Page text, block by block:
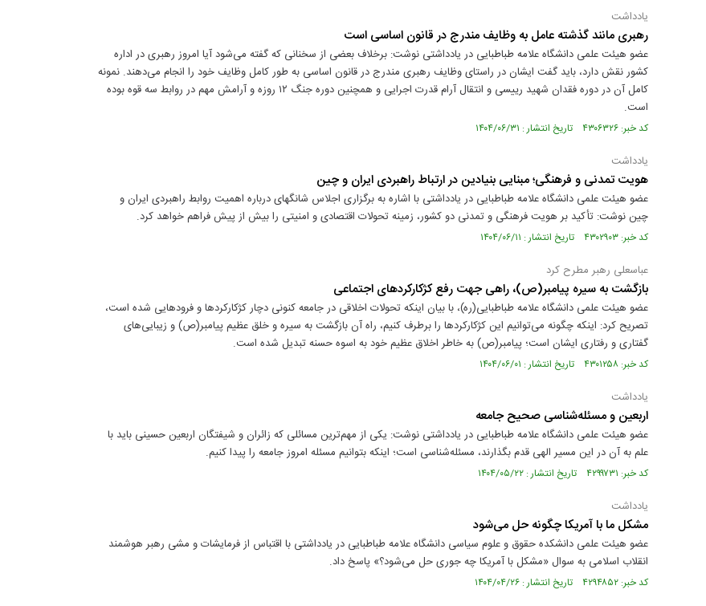
یادداشت
رهبری مانند گذشته عامل به وظایف مندرج در قانون اساسی است
عضو هیئت علمی دانشگاه علامه طباطبایی در یادداشتی نوشت: برخلاف بعضی از سخنانی که گفته می‌شود آیا امروز رهبری در اداره
کشور نقش دارد، باید گفت ایشان در راستای وظایف رهبری مندرج در قانون اساسی به طور کامل وظایف خود را انجام می‌دهند. نمونه
کامل آن در دوره فقدان شهید رییسی و انتقال آرام قدرت اجرایی و همچنین دوره جنگ ۱۲ روزه و آرامش مهم در روابط سه قوه بوده
است.
کد خبر: ۴۳۰۶۳۲۶ تاریخ انتشار : ۱۴۰۴/۰۶/۳۱
یادداشت
هویت تمدنی و فرهنگی؛ مبنایی بنیادین در ارتباط راهبردی ایران و چین
عضو هیئت علمی دانشگاه علامه طباطبایی در یادداشتی با اشاره به برگزاری اجلاس شانگهای درباره اهمیت روابط راهبردی ایران و
چین نوشت: تأکید بر هویت فرهنگی و تمدنی دو کشور، زمینه تحولات اقتصادی و امنیتی را بیش از پیش فراهم خواهد کرد.
کد خبر: ۴۳۰۲۹۰۳ تاریخ انتشار : ۱۴۰۴/۰۶/۱۱
عباسعلی رهبر مطرح کرد
بازگشت به سیره پیامبر(ص)، راهی جهت رفع کژکارکردهای اجتماعی
عضو هیئت علمی دانشگاه علامه طباطبایی(ره)، با بیان اینکه تحولات اخلاقی در جامعه کنونی دچار کژکارکردها و فرودهایی شده است،
تصریح کرد: اینکه چگونه می‌توانیم این کژکارکردها را برطرف کنیم، راه آن بازگشت به سیره و خلق عظیم پیامبر(ص) و زیبایی‌های
گفتاری و رفتاری ایشان است؛ پیامبر(ص) به خاطر اخلاق عظیم خود به اسوه حسنه تبدیل شده است.
کد خبر: ۴۳۰۱۲۵۸ تاریخ انتشار : ۱۴۰۴/۰۶/۰۱
یادداشت
اربعین و مسئله‌شناسی صحیح جامعه
عضو هیئت علمی دانشگاه علامه طباطبایی در یادداشتی نوشت: یکی از مهم‌ترین مسائلی که زائران و شیفتگان اربعین حسینی باید با
علم به آن در این مسیر الهی قدم بگذارند، مسئله‌شناسی است؛ اینکه بتوانیم مسئله امروز جامعه را پیدا کنیم.
کد خبر: ۴۲۹۹۷۳۱ تاریخ انتشار : ۱۴۰۴/۰۵/۲۲
یادداشت
مشکل ما با آمریکا چگونه حل می‌شود
عضو هیئت علمی دانشکده حقوق و علوم سیاسی دانشگاه علامه طباطبایی در یادداشتی با اقتباس از فرمایشات و مشی رهبر هوشمند
انقلاب اسلامی به سوال «مشکل با آمریکا چه جوری حل می‌شود؟» پاسخ داد.
کد خبر: ۴۲۹۴۸۵۲ تاریخ انتشار : ۱۴۰۴/۰۴/۲۶